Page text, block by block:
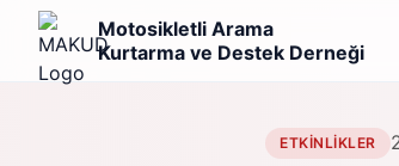
Motosikletli Arama
Kurtarma ve Destek Derneği
ETKINLIKLER